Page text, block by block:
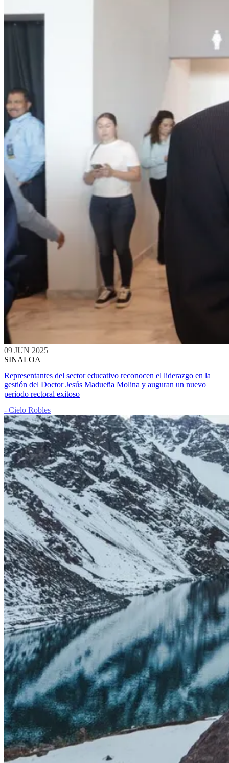
09 JUN 2025
SINALOA
Representantes del sector educativo reconocen el liderazgo en la
gestión del Doctor Jesús Madueña Molina y auguran un nuevo
periodo rectoral exitoso
- Cielo Robles